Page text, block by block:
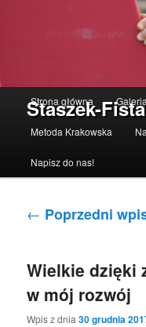
Staszek-
Przeskocz do tekstu
Przeskocz do widgetów
Strona główna Galeria
Metoda Krakowska
Napisz do nas!
Nawigacja po wpisach
← Poprzedni
Wielkie dzięki
w mój rozwój
Wpis z dnia30 grudnia